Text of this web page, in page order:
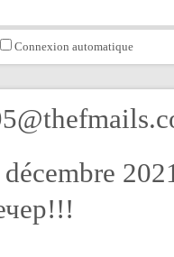
Connexion automatique